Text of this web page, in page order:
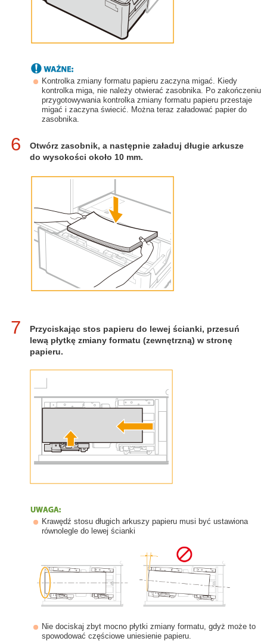
Kontrolka zmiany formatu papieru zaczyna migać. Kiedy
kontrolka miga, nie należy otwierać zasobnika. Po zakończeniu
przygotowywania kontrolka zmiany formatu papieru przestaje
migać i zaczyna świecić. Można teraz załadować papier do
zasobnika.
6
Otwórz zasobnik, a następnie załaduj długie arkusze
do wysokości około 10 mm.
7
Przyciskając stos papieru do lewej ścianki, przesuń
lewą płytkę zmiany formatu (zewnętrzną) w stronę
papieru.
Krawędź stosu długich arkuszy papieru musi być ustawiona
równolegle do lewej ścianki
Nie dociskaj zbyt mocno płytki zmiany formatu, gdyż może to
spowodować częściowe uniesienie papieru.